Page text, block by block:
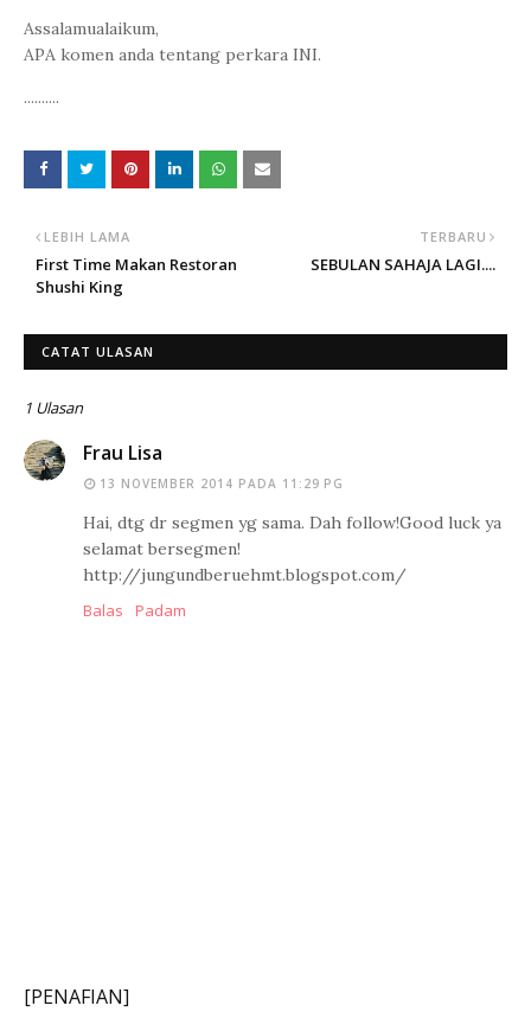
Assalamualaikum,
APA komen anda tentang perkara INI.
..........
TERBARU
SEBULAN SAHAJA LAGI....
LEBIH LAMA
First Time Makan Restoran
Shushi King
CATAT ULASAN
1 Ulasan
Frau Lisa
13 NOVEMBER 2014 PADA 11:29 PG
Hai, dtg dr segmen yg sama. Dah follow!Good luck ya
selamat bersegmen!
http://jungundberuehmt.blogspot.com/
Balas
Padam
[PENAFIAN]